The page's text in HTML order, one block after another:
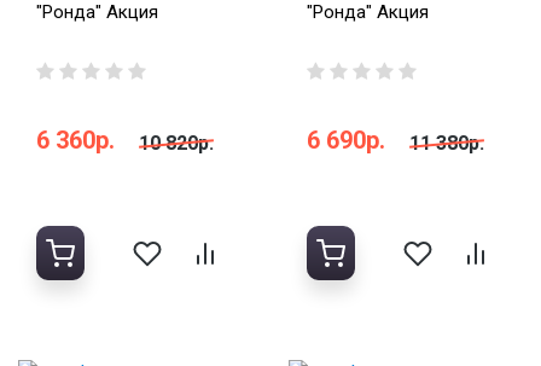
"Ронда" Акция
6 360р. 10 820р.
"Ронда" Акция
6 690р. 11 380р.